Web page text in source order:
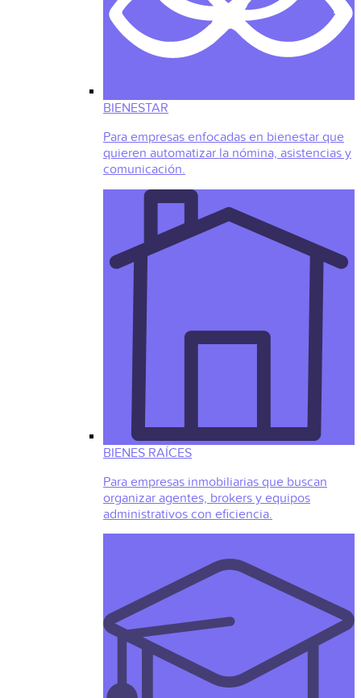
BIENESTAR
Para empresas enfocadas en bienestar que
quieren automatizar la nómina, asistencias y
comunicación.
BIENES RAÍCES
Para empresas inmobiliarias que buscan
organizar agentes, brokers y equipos
administrativos con eficiencia.